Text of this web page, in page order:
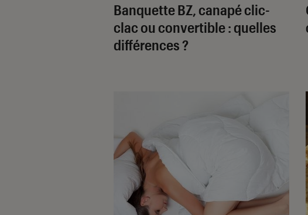
Banquette BZ, canapé clic-
clac ou convertible : quelles
différences ?